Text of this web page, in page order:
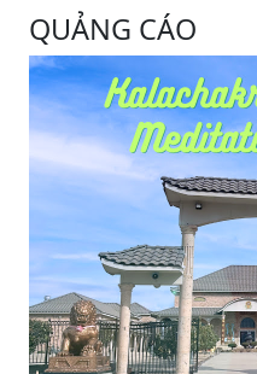
QUẢNG CÁO